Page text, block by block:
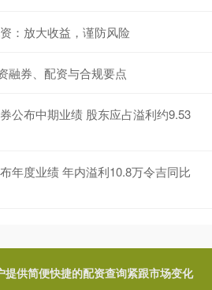
：放大收益，谨防风险
融券、配资与合规要点
公布中期业绩 股东应占溢利约9.53
年度业绩 年内溢利10.8万令吉同比
提供简便快捷的配资查询紧跟市场变化